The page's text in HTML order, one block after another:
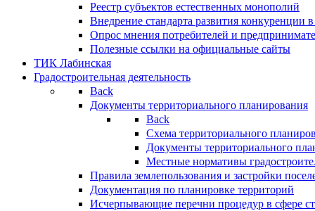
Реестр субъектов естественных монополий
Внедрение стандарта развития конкуренции
Опрос мнения потребителей и
Полезные ссылки на официальные сайты
ТИК Лабинская
Градостроительная деятельность
Back
Документы территориального планирования
Back
Схема территориального
Документы территориального
Местные нормативы
Правила землепользования и застройки
Документация по планировке территорий
Исчерпывающие перечни процедур в сфере